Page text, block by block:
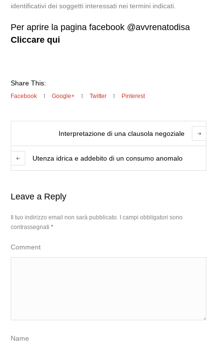
identificativi dei soggetti interessati nei termini indicati.
Per aprire la pagina facebook @avvrenatodisa
Cliccare qui
Share This:
Facebook Google+ Twitter Pinterest
Interpretazione di una clausola negoziale
Utenza idrica e addebito di un consumo anomalo
Leave a Reply
Il tuo indirizzo email non sarà pubblicato.
I campi obbligatori sono
contrassegnati*
Comment
Name